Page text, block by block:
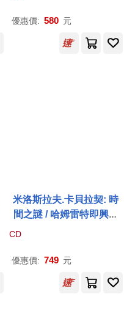
No.7)
優惠價: 580 元
米洛斯拉夫.卡貝拉契: 時
間之謎 / 哈姆雷特即興創
作 / 反思 米洛斯拉夫.塞克
指揮(Miloslav Kabelac:
av Sekera, Marko Ivanov
CD
優惠價: 749 元